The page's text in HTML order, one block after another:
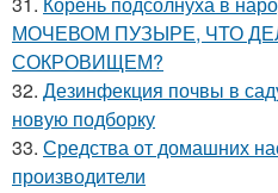
МОЧЕВОМ ПУЗЫРЕ, ЧТО
СОКРОВИЩЕМ?
32. Дезинфекция почвы в
новую подборку
33. Средства от домашних
производители